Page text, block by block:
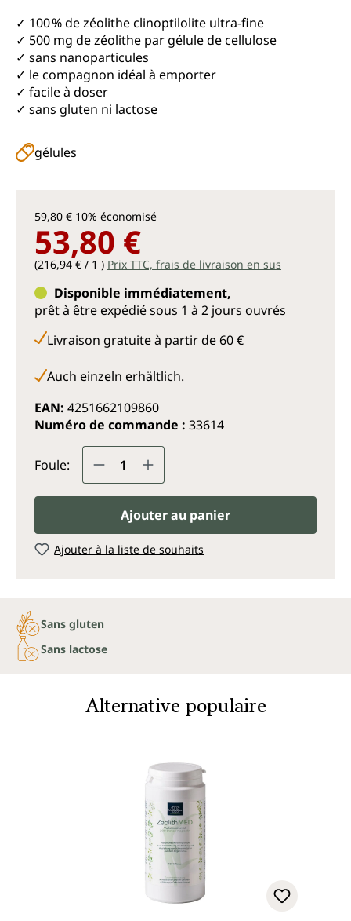
✓ 100 % de zéolithe clinoptilolite ultra-fine
✓ 500 mg de zéolithe par gélule de cellulose
✓ sans nanoparticules
✓ le compagnon idéal à emporter
✓ facile à doser
✓ sans gluten ni lactose
gélules
59,80 € 10% économisé
53,80 €
(216,94 € / 1 ) Prix TTC, frais de livraison en sus
Disponible immédiatement,
prêt à être expédié sous 1 à 2 jours ouvrés
Livraison gratuite à partir de 60 €
Auch einzeln erhältlich.
EAN: 4251662109860
Numéro de commande : 33614
Foule: Quantité de produit : Entrez la
Ajouter au panier
Ajouter à la liste de souhaits
Sans gluten
Sans lactose
Alternative populaire